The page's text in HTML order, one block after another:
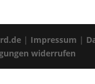
| Impressum |
widerrufen